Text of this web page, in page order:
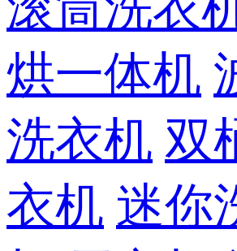
烘一体机
洗衣机 双
衣机 迷你